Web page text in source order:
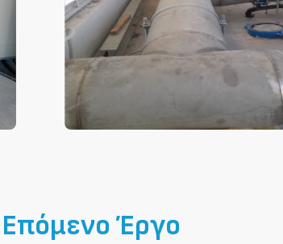
Επόμενο Έργο